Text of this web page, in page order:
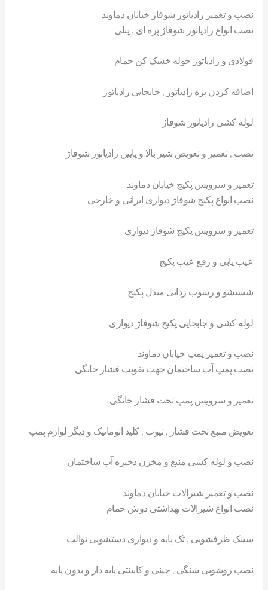
نصب و تعمیر رادیاتور شوفاژ خیابان دماوند
نصب انواع رادیاتور شوفاژ پره ای , پنلی
فولادی و رادیاتور حوله خشک کن حمام
اضافه کردن پره رادیاتور , جابجایی رادیاتور
لوله کشی رادیاتور شوفاژ
نصب , تعمیر و تعویض شیر بالا و پایین رادیاتور شوفاژ
تعمیر و سرویس پکیج خیابان دماوند
نصب انواع پکیج شوفاژ دیواری ایرانی و خارجی
تعمیر و سرویس پکیج شوفاژ دیواری
عیب یابی و رفع عیب پکیج
شستشو و رسوب زدایی مبدل پکیج
لوله کشی و جابجایی پکیج شوفاژ دیواری
نصب و تعمیر پمپ خیابان دماوند
نصب پمپ آب ساختمان جهت تقویت فشار خانگی
تعمیر و سرویس پمپ تحت فشار خانگی
تعویض منبع تحت فشار , تیوب , کلید اتوماتیک و دیگر لوازم پمپ
نصب و لوله کشی منبع و مخزن ذخیره آب ساختمان
نصب و تعمیر شیرالات خیابان دماوند
نصب انواع شیرالات بهداشتی دوش حمام
سینک ظرفشویی , تک پایه و دیواری دستشویی توالت
نصب روشویی سنگی , چینی و کابینتی پایه دار و بدون پایه